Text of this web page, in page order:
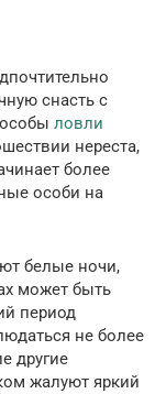
снасть с
ловли
нереста,
более
особи на
белые ночи,
может быть
период
не более
другие
жалуют яркий